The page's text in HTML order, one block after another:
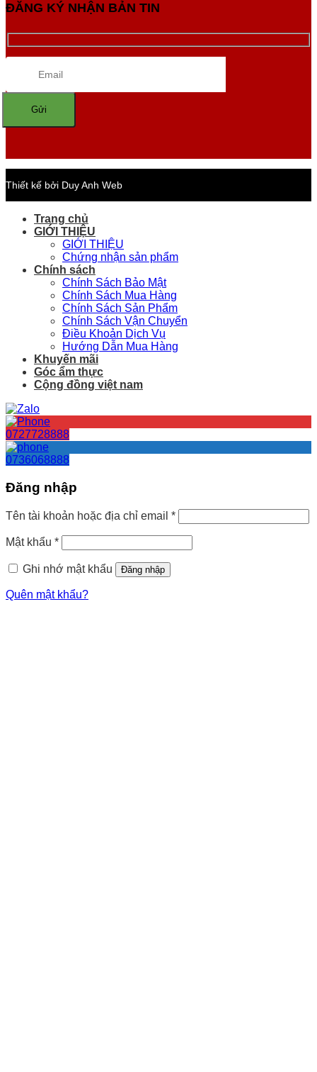
ĐĂNG KÝ NHẬN BẢN TIN
Thiết kế bởi Duy Anh Web
Trang chủ
GIỚI THIỆU
GIỚI THIỆU
Chứng nhận sản phẩm
Chính sách
Chính Sách Bảo Mật
Chính Sách Mua Hàng
Chính Sách Sản Phẩm
Chính Sách Vận Chuyển
Điều Khoản Dịch Vụ
Hướng Dẫn Mua Hàng
Khuyến mãi
Góc ẩm thực
Cộng đồng việt nam
0727728888
0736068888
Đăng nhập
Tên tài khoản hoặc địa chỉ email *
Mật khẩu *
Ghi nhớ mật khẩu Đăng nhập
Quên mật khẩu?